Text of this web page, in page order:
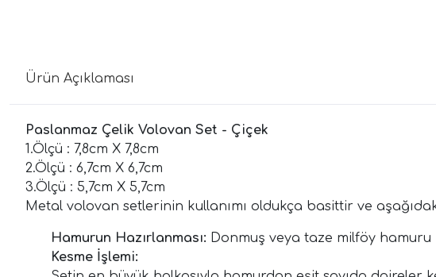
Ürün Açıklaması
Paslanmaz Çelik Volovan Set - Çiçek
1.Ölçü : 7,8cm X 7,8cm
2.Ölçü : 6,7cm X 6,7cm
3.Ölçü : 5,7cm X 5,7cm
Metal volovan setlerinin kullanımı oldukça basittir ve
Hamurun Hazırlanması: Donmuş veya taze milföy hamuru
Kesme İşlemi: